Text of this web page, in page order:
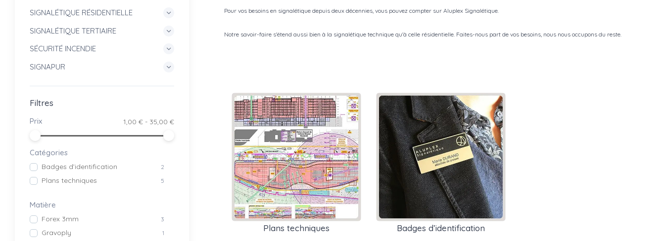
SIGNALÉTIQUE RÉSIDENTIELLE
SIGNALÉTIQUE TERTIAIRE
SÉCURITÉ INCENDIE
SIGNAPUR
Filtres
Prix 1,00 € - 35,00 €
Catégories
Badges d’identification 2
Plans techniques 5
Matière
Forex 3mm 3
Gravoply 1
Pour vos besoins en signalétique depuis deux décennies, vous pouvez compter sur Aluplex Signalétique.
Notre savoir-faire s'étend aussi bien à la signalétique technique qu'à celle résidentielle. Faites-nous part de vos besoins, nous nous occupons du reste.
Plans techniques Badges d’identification